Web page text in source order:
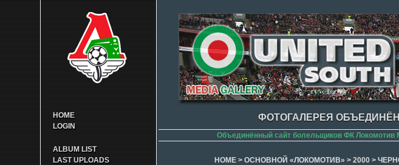
HOME
LOGIN
ALBUM LIST
LAST UPLOADS
ФОТОГАЛЕРЕЯ
Объединённый сайт болельщиков ФК Локомотив
HOME> ОСНОВНОЙ «ЛОКОМОТИВ» > 2000>